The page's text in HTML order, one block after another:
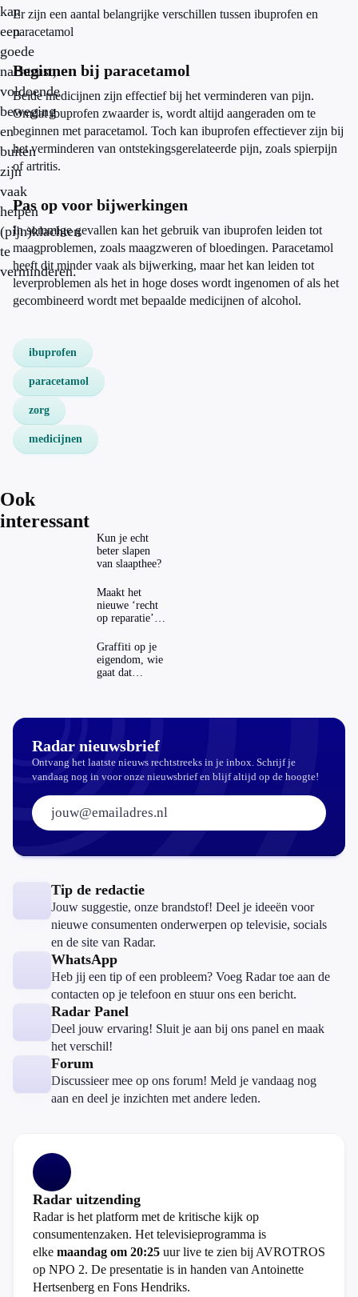
kan
een
goede
nachtrust,
voldoende
beweging
en
buiten
zijn
vaak
helpen
(pijn)klachten
te
verminderen.
Er zijn een aantal belangrijke verschillen tussen ibuprofen en
paracetamol
Beginnen bij paracetamol
Beide medicijnen zijn effectief bij het verminderen van pijn.
Omdat ibuprofen zwaarder is, wordt altijd aangeraden om te
beginnen met paracetamol. Toch kan ibuprofen effectiever zijn bij
het verminderen van ontstekingsgerelateerde pijn, zoals spierpijn
of artritis.
Pas op voor bijwerkingen
In sommige gevallen kan het gebruik van ibuprofen leiden tot
maagproblemen, zoals maagzweren of bloedingen. Paracetamol
heeft dit minder vaak als bijwerking, maar het kan leiden tot
leverproblemen als het in hoge doses wordt ingenomen of als het
gecombineerd wordt met bepaalde medicijnen of alcohol.
ibuprofen
paracetamol
zorg
medicijnen
Ook
interessant
Kun je echt
beter slapen
van slaapthee?
Maakt het
nieuwe ‘recht
op reparatie’
echt
aantrekkelijker?
Graffiti op je
eigendom, wie
gaat dat
Radar nieuwsbrief
Ontvang het laatste nieuws rechtstreeks in je inbox. Schrijf je
vandaag nog in voor onze nieuwsbrief en blijf altijd op de hoogte!
E-mailadres:
Tip de redactie
Jouw suggestie, onze brandstof! Deel je ideeën voor
nieuwe consumenten onderwerpen op televisie, socials
en de site van Radar.
WhatsApp
Heb jij een tip of een probleem? Voeg Radar toe aan de
contacten op je telefoon en stuur ons een bericht.
Radar Panel
Deel jouw ervaring! Sluit je aan bij ons panel en maak
het verschil!
Forum
Discussieer mee op ons forum! Meld je vandaag nog
aan en deel je inzichten met andere leden.
Radar uitzending
Radar is het platform met de kritische kijk op
consumentenzaken. Het televisieprogramma is
elke maandag om 20:25 uur live te zien bij AVROTROS
op NPO 2. De presentatie is in handen van Antoinette
Hertsenberg en Fons Hendriks.